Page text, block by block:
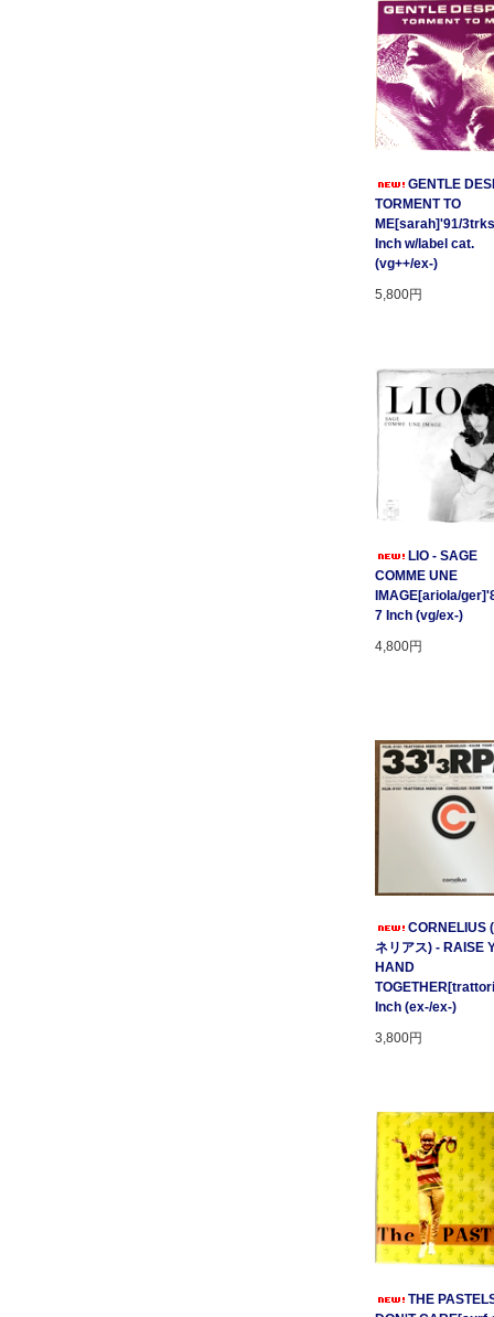
GENTLE
TORMENT TO
ME[sarah]'91/
Inch w/label cat.
(vg++/ex-)
5,800円
LIO - SAGE
COMME UNE
IMAGE[ariola/
7 Inch (vg/ex-)
4,800円
CORNELIUS
ネリアス) - RAISE
HAND
Inch (ex-/ex-)
3,800円
THE